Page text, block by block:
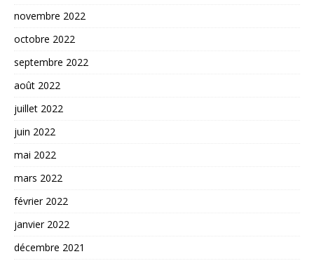
novembre 2022
octobre 2022
septembre 2022
août 2022
juillet 2022
juin 2022
mai 2022
mars 2022
février 2022
janvier 2022
décembre 2021